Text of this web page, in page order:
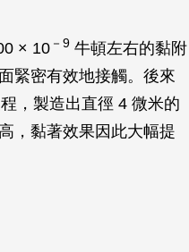
× 10 －9 牛頓左右的黏附
緊密有效地接觸。後來
，製造出直徑 4 微米的
，黏著效果因此大幅提